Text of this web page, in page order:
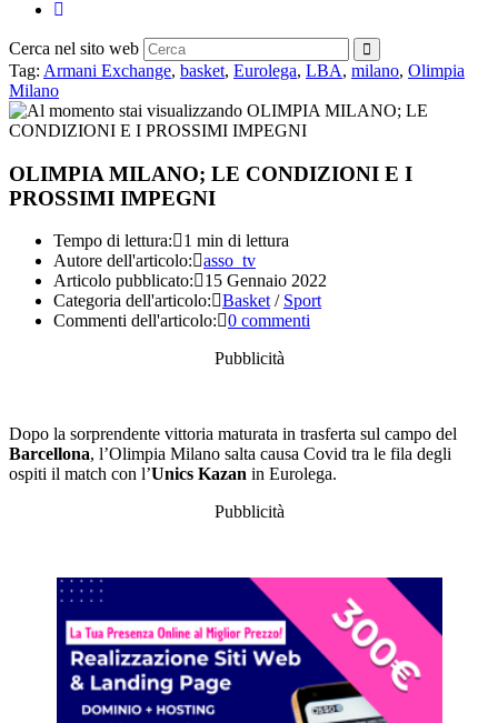
Cerca nel sito web
Tag: Armani Exchange, basket, Eurolega, LBA, milano, Olimpia
Milano
OLIMPIA MILANO; LE CONDIZIONI E I
PROSSIMI IMPEGNI
Tempo di lettura:
1 min di lettura
Autore dell'articolo:
asso_tv
Articolo pubblicato:
15 Gennaio 2022
Categoria dell'articolo:
Basket / Sport
Commenti dell'articolo:
0 commenti
Pubblicità
Dopo la sorprendente vittoria maturata in trasferta sul campo del
Barcellona, l’Olimpia Milano salta causa Covid tra le fila degli
ospiti il match con l’Unics Kazan in Eurolega.
Pubblicità